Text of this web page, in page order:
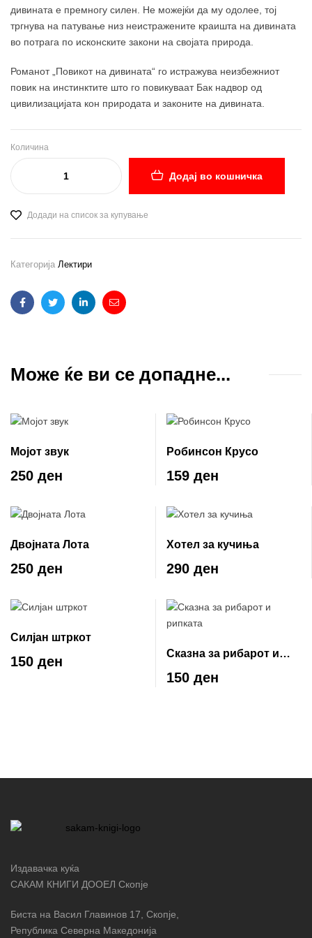
дивината е премногу силен. Не можејќи да му одолее, тој
тргнува на патување низ неистражените краишта на дивината
во потрага по исконските закони на својата природа.
Романот „Повикот на дивината“ го истражува неизбежниот
повик на инстинктите што го повикуваат Бак надвор од
цивилизацијата кон природата и законите на дивината.
Количина
Додај во кошничка
Додади на список за купување
Категорија Лектири
FacebookTwitterLinkedinEmail
Може ќе ви се допадне...
Мојот звук
250 ден
Робинсон Крусо
159 ден
Двојната Лота
250 ден
Хотел за кучиња
290 ден
Силјан штркот
150 ден
Сказна за рибарот и
рипката
150 ден
Издавачка куќа
САКАМ КНИГИ ДООЕЛ Скопје
Биста на Васил Главинов 17, Скопје,
Република Северна Македонија